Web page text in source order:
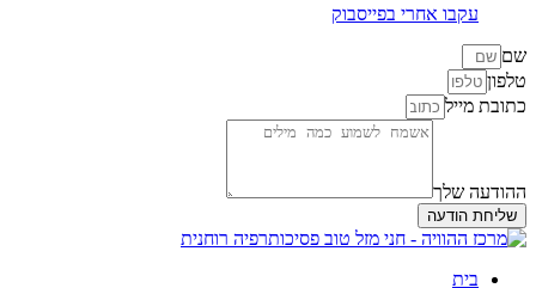
עקבו אחרי בפייסבוק
שם
טלפון
כתובת מייל
ההודעה שלך
שליחת הודעה
בית